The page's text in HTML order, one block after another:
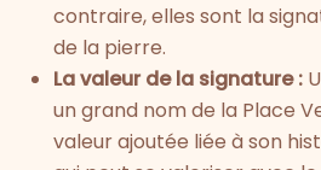
contraire, elles sont la
de la pierre.
La valeur de la signature :
un grand nom de la Place
valeur ajoutée liée à son